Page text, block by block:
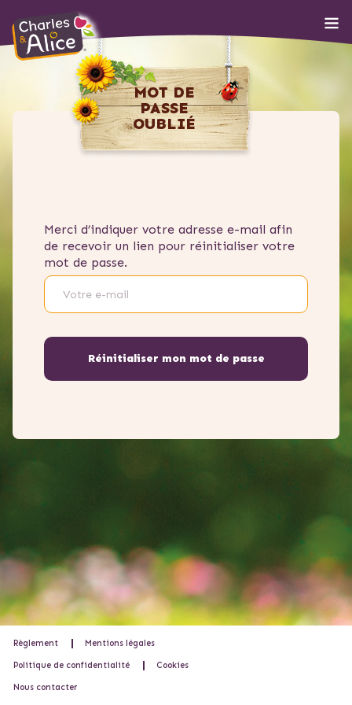
MOT DE
PASSE
OUBLIÉ
Merci d’indiquer votre adresse e-mail afin
de recevoir un lien pour réinitialiser votre
mot de passe.
Règlement Mentions légales
Politique de confidentialité Cookies
Nous contacter